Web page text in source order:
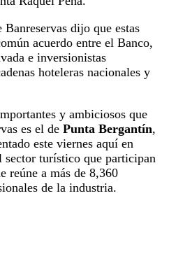
dijo que estas
acuerdo entre el Banco,
e inversionistas
hoteleras nacionales y
y ambiciosos que
es el de Punta Bergantín,
este viernes aquí en
sector turístico que participan
reúne a más de 8,360
de la industria.